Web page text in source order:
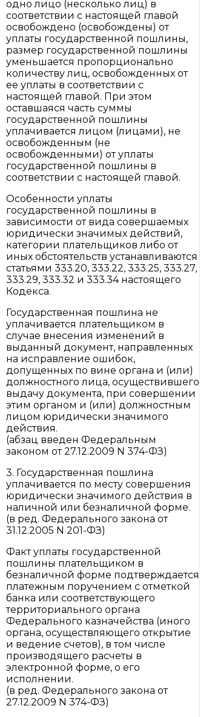
одно лицо (несколько лиц) в
соответствии с настоящей главой
освобождено (освобождены) от
уплаты государственной пошлины,
размер государственной пошлины
уменьшается пропорционально
количеству лиц, освобожденных от
ее уплаты в соответствии с
настоящей главой. При этом
оставшаяся часть суммы
государственной пошлины
уплачивается лицом (лицами), не
освобожденным (не
освобожденными) от уплаты
государственной пошлины в
соответствии с настоящей главой.
Особенности уплаты
государственной пошлины в
зависимости от вида совершаемых
юридически значимых действий,
категории плательщиков либо от
иных обстоятельств устанавливаются
статьями 333.20, 333.22, 333.25, 333.27,
333.29, 333.32 и 333.34 настоящего
Кодекса.
Государственная пошлина не
уплачивается плательщиком в
случае внесения изменений в
выданный документ, направленных
на исправление ошибок,
допущенных по вине органа и (или)
должностного лица, осуществившего
выдачу документа, при совершении
этим органом и (или) должностным
лицом юридически значимого
действия.
(абзац введен Федеральным
законом от 27.12.2009 N 374-ФЗ)
3. Государственная пошлина
уплачивается по месту совершения
юридически значимого действия в
наличной или безналичной форме.
(в ред. Федерального закона от
31.12.2005 N 201-ФЗ)
Факт уплаты государственной
пошлины плательщиком в
безналичной форме подтверждается
платежным поручением с отметкой
банка или соответствующего
территориального органа
Федерального казначейства (иного
органа, осуществляющего открытие
и ведение счетов), в том числе
производящего расчеты в
электронной форме, о его
исполнении.
(в ред. Федерального закона от
27.12.2009 N 374-ФЗ)